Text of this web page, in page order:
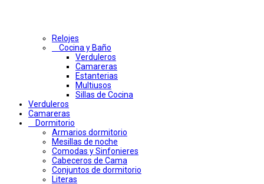
Relojes
Cocina y Baño
Verduleros
Camareras
Estanterias
Multiusos
Sillas de Cocina
Verduleros
Camareras
Dormitorio
Armarios dormitorio
Mesillas de noche
Comodas y Sinfonieres
Cabeceros de Cama
Conjuntos de dormitorio
Literas